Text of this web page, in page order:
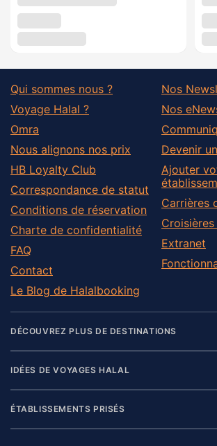
Qui sommes nous ?
Voyage Halal ?
Omra
Nous alignons nos prix
HB Loyalty Club
Correspondance de statut
Conditions de réservation
Charte de confidentialité
FAQ
Contact
Le Blog de Halalbooking
Nos
Nos
Devenir
Ajouter
Carrières
Croisières
Extranet
DÉCOUVREZ PLUS DE DESTINATIONS
IDÉES DE VOYAGES HALAL
ÉTABLISSEMENTS PRISÉS